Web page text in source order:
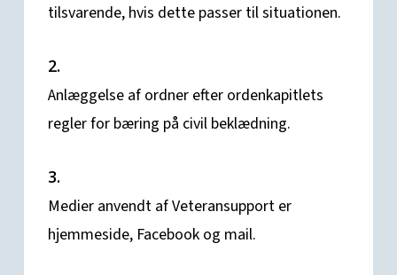
tilsvarende, hvis dette passer til situationen.
2.
Anlæggelse af ordner efter ordenkapitlets
regler for bæring på civil beklædning.
3.
Medier anvendt af Veteransupport er
hjemmeside, Facebook og mail.